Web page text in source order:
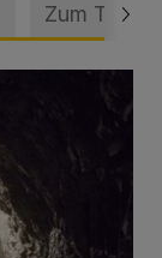
Zum Thema